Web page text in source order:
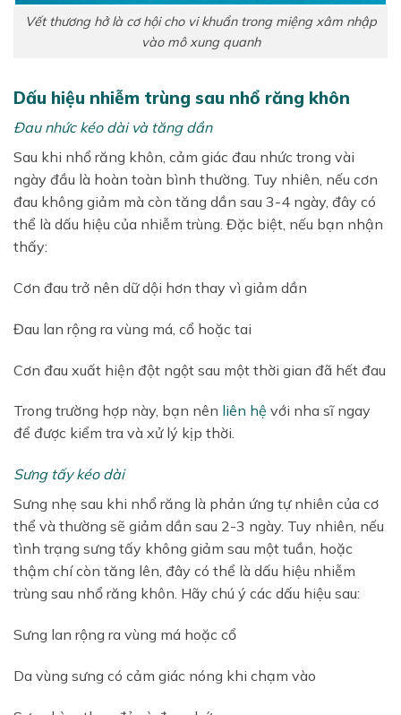
Vết thương hở là cơ hội cho vi khuẩn trong miệng xâm nhập
vào mô xung quanh
Dấu hiệu nhiễm trùng sau nhổ răng khôn
Đau nhức kéo dài và tăng dần
Sau khi nhổ răng khôn, cảm giác đau nhức trong vài
ngày đầu là hoàn toàn bình thường. Tuy nhiên, nếu cơn
đau không giảm mà còn tăng dần sau 3-4 ngày, đây có
thể là dấu hiệu của nhiễm trùng. Đặc biệt, nếu bạn nhận
thấy:
Cơn đau trở nên dữ dội hơn thay vì giảm dần
Đau lan rộng ra vùng má, cổ hoặc tai
Cơn đau xuất hiện đột ngột sau một thời gian đã hết đau
Trong trường hợp này, bạn nên liên hệ với nha sĩ ngay
để được kiểm tra và xử lý kịp thời.
Sưng tấy kéo dài
Sưng nhẹ sau khi nhổ răng là phản ứng tự nhiên của cơ
thể và thường sẽ giảm dần sau 2-3 ngày. Tuy nhiên, nếu
tình trạng sưng tấy không giảm sau một tuần, hoặc
thậm chí còn tăng lên, đây có thể là dấu hiệu nhiễm
trùng sau nhổ răng khôn. Hãy chú ý các dấu hiệu sau:
Sưng lan rộng ra vùng má hoặc cổ
Da vùng sưng có cảm giác nóng khi chạm vào